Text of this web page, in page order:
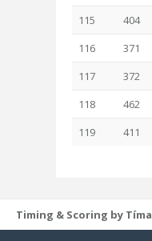
115
404
116
371
117
372
118
462
119
411
Timing & Scoring by